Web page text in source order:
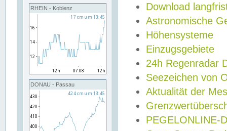
RHEIN - Koblenz
DONAU - Passau
Download
Astronomische
Höhensysteme
Einzugsgebiete
24h Regenradar
Seezeichen von
Aktualität der
PEGELONLINE-